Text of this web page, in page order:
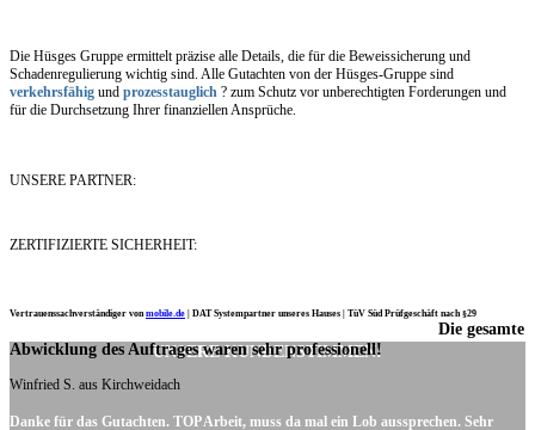
Die Hüsges Gruppe ermittelt präzise alle Details, die für die Beweissicherung und
Schadenregulierung wichtig sind. Alle Gutachten von der Hüsges-Gruppe sind
verkehrsfähig und prozesstauglich ? zum Schutz vor unberechtigten Forderungen und
für die Durchsetzung Ihrer finanziellen Ansprüche.
UNSERE PARTNER:
ZERTIFIZIERTE SICHERHEIT:
Vertrauenssachverständiger vonmobile.de DAT Systempartner unseres Hauses | TüV Süd Prüfgeschäft nach §29
UNSERE KUNDENSTIMMEN:
Die gesamte
Abwicklung des Auftrages waren sehr professionell!
Winfried S. aus Kirchweidach
Danke für das Gutachten. TOP Arbeit, muss da mal ein Lob aussprechen. Sehr